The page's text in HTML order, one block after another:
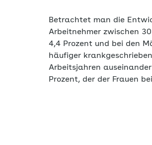
Betrachtet man die
Arbeitnehmer zwischen
4,4 Prozent und bei den
häufiger
Arbeitsjahren
Prozent, der der Frauen